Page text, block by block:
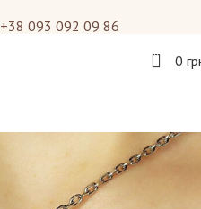
+38 093 092 09 86
0 0